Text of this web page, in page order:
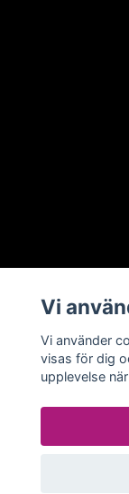
Vi
Vi använder
visas för dig
upplevelse